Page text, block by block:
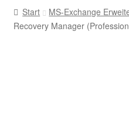
Bewertungen
Start MS-Exchange
Recovery Manager